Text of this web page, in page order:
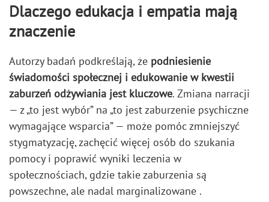
Dlaczego edukacja i empatia mają
znaczenie
Autorzy badań podkreślają, że podniesienie
świadomości społecznej i edukowanie w kwestii
zaburzeń odżywiania jest kluczowe. Zmiana narracji
— z „to jest wybór” na „to jest zaburzenie psychiczne
wymagające wsparcia” — może pomóc zmniejszyć
stygmatyzację, zachęcić więcej osób do szukania
pomocy i poprawić wyniki leczenia w
społecznościach, gdzie takie zaburzenia są
powszechne, ale nadal marginalizowane .